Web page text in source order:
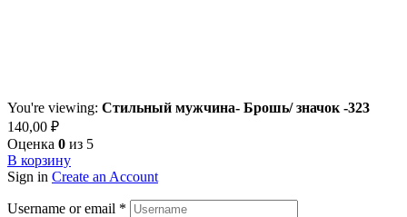
You're viewing: Стильный мужчина- Брошь/ значок -323
140,00 ₽
Оценка 0 из 5
В корзину
Sign in Create an Account
Username or email *